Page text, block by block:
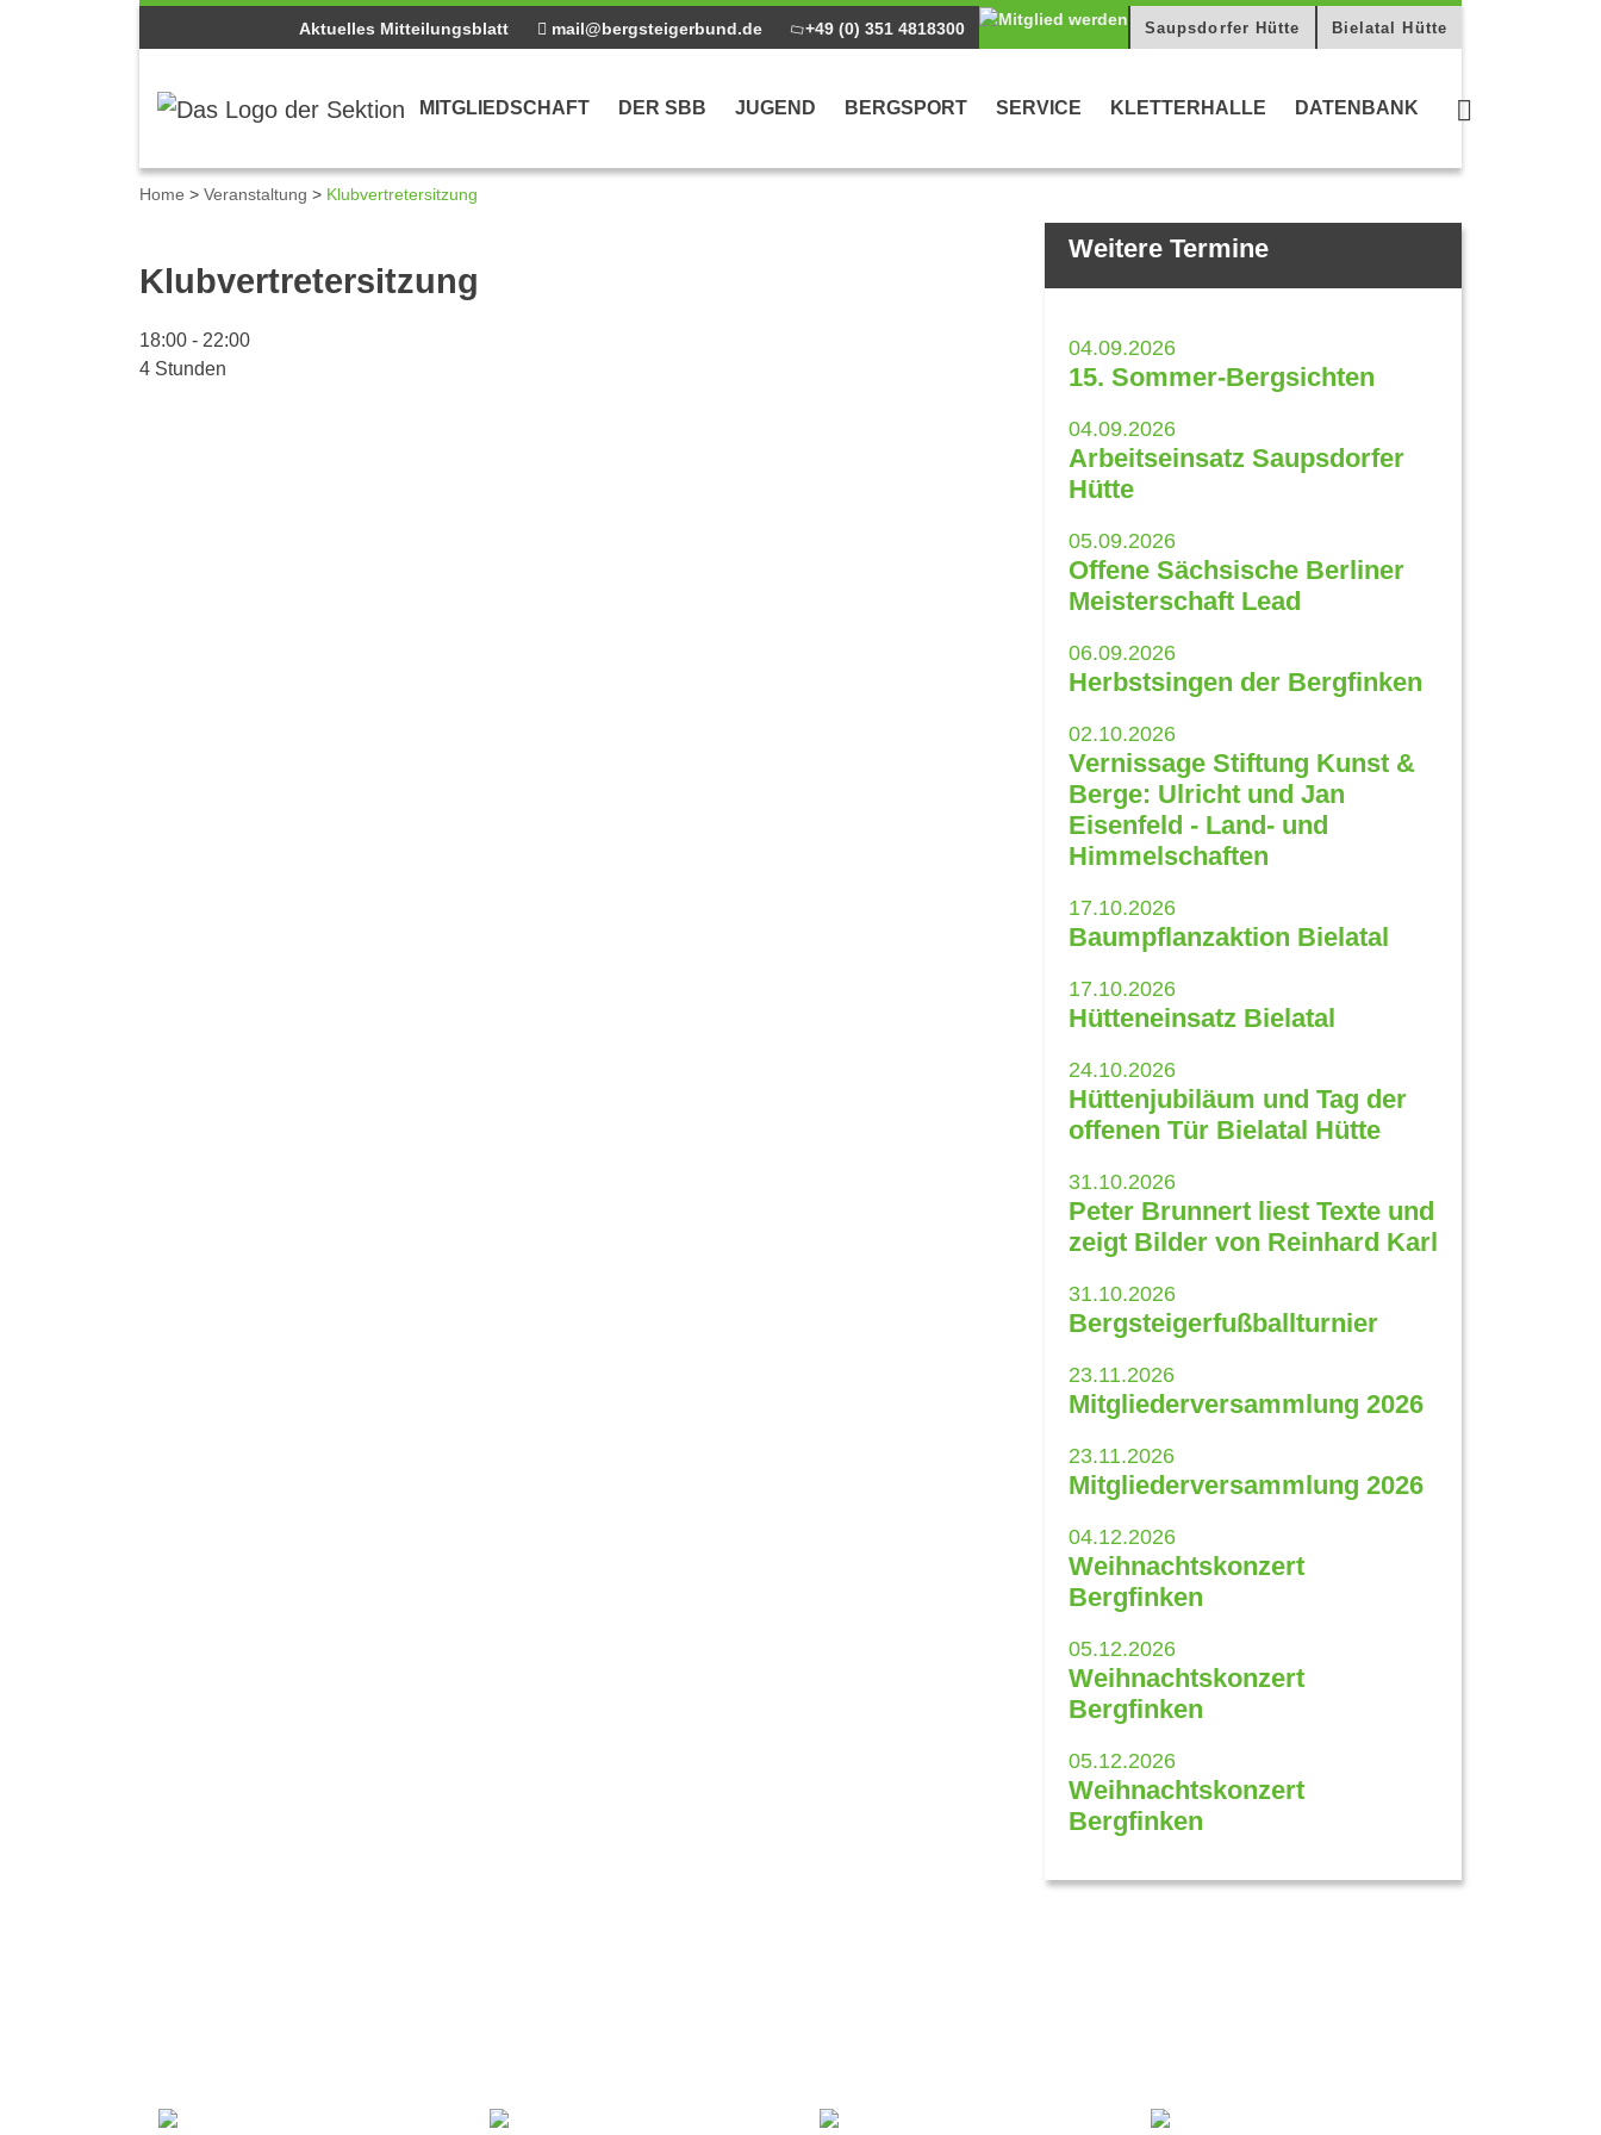
Aktuelles Mitteilungsblatt mail@bergsteigerbund.de +49 (0) 351 4818300 Saupsdorfer Hütte Bielatal Hütte
MITGLIEDSCHAFT DER SBB JUGEND BERGSPORT SERVICE KLETTERHALLE DATENBANK
Home > Veranstaltung > Klubvertretersitzung
Klubvertretersitzung
18:00 - 22:00
4 Stunden
Weitere Termine
04.09.2026
15. Sommer-Bergsichten
04.09.2026
Arbeitseinsatz Saupsdorfer
Hütte
05.09.2026
Offene Sächsische Berliner
Meisterschaft Lead
06.09.2026
Herbstsingen der Bergfinken
02.10.2026
Vernissage Stiftung Kunst &
Berge: Ulricht und Jan
Eisenfeld - Land- und
Himmelschaften
17.10.2026
Baumpflanzaktion Bielatal
17.10.2026
Hütteneinsatz Bielatal
24.10.2026
Hüttenjubiläum und Tag der
offenen Tür Bielatal Hütte
31.10.2026
Peter Brunnert liest Texte und
zeigt Bilder von Reinhard Karl
31.10.2026
Bergsteigerfußballturnier
23.11.2026
Mitgliederversammlung 2026
23.11.2026
Mitgliederversammlung 2026
04.12.2026
Weihnachtskonzert
Bergfinken
05.12.2026
Weihnachtskonzert
Bergfinken
05.12.2026
Weihnachtskonzert
Bergfinken